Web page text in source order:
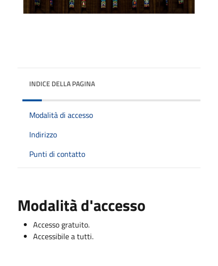
INDICE DELLA PAGINA
Modalità di accesso
Indirizzo
Punti di contatto
Modalità d'accesso
Accesso gratuito.
Accessibile a tutti.